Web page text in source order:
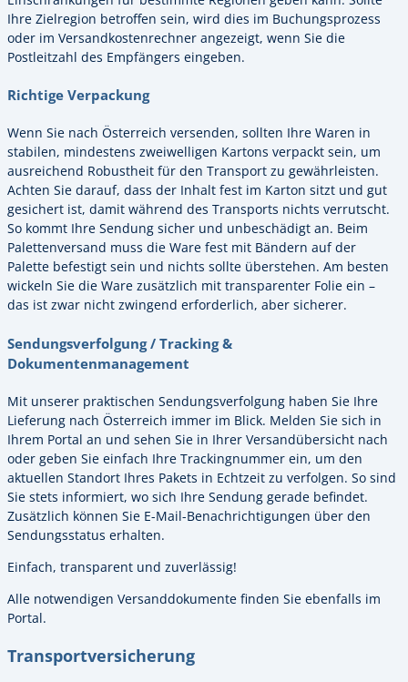
Ihre Zielregion betroffen sein, wird dies im Buchungsprozess
oder im Versandkostenrechner angezeigt, wenn Sie die
Postleitzahl des Empfängers eingeben.
Richtige Verpackung
Wenn Sie nach Österreich versenden, sollten Ihre Waren in
stabilen, mindestens zweiwelligen Kartons verpackt sein, um
ausreichend Robustheit für den Transport zu gewährleisten.
Achten Sie darauf, dass der Inhalt fest im Karton sitzt und gut
gesichert ist, damit während des Transports nichts verrutscht.
So kommt Ihre Sendung sicher und unbeschädigt an. Beim
Palettenversand muss die Ware fest mit Bändern auf der
Palette befestigt sein und nichts sollte überstehen. Am besten
wickeln Sie die Ware zusätzlich mit transparenter Folie ein –
das ist zwar nicht zwingend erforderlich, aber sicherer.
Sendungsverfolgung / Tracking &
Dokumentenmanagement
Mit unserer praktischen Sendungsverfolgung haben Sie Ihre
Lieferung nach Österreich immer im Blick. Melden Sie sich in
Ihrem Portal an und sehen Sie in Ihrer Versandübersicht nach
oder geben Sie einfach Ihre Trackingnummer ein, um den
aktuellen Standort Ihres Pakets in Echtzeit zu verfolgen. So sind
Sie stets informiert, wo sich Ihre Sendung gerade befindet.
Zusätzlich können Sie E-Mail-Benachrichtigungen über den
Sendungsstatus erhalten.
Einfach, transparent und zuverlässig!
Alle notwendigen Versanddokumente finden Sie ebenfalls im
Portal.
Transportversicherung